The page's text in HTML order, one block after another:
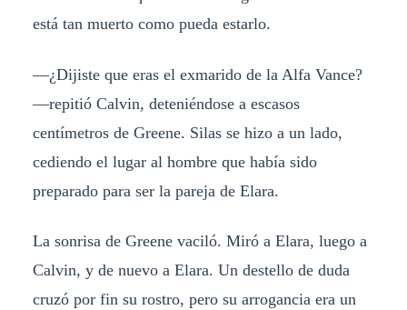
está tan muerto como pueda estarlo.
—¿Dijiste que eras el exmarido de la Alfa Vance?
—repitió Calvin, deteniéndose a escasos
centímetros de Greene. Silas se hizo a un lado,
cediendo el lugar al hombre que había sido
preparado para ser la pareja de Elara.
La sonrisa de Greene vaciló. Miró a Elara, luego a
Calvin, y de nuevo a Elara. Un destello de duda
cruzó por fin su rostro, pero su arrogancia era un